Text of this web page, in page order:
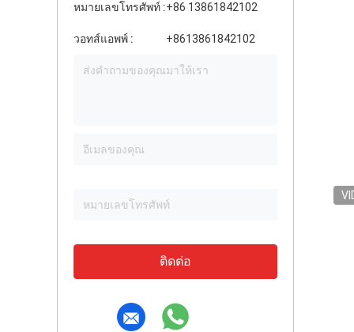
หมายเลขโทรศัพท์ :+86 13861842102
วอทส์แอพพ์ : +8613861842102
ติดต่อ